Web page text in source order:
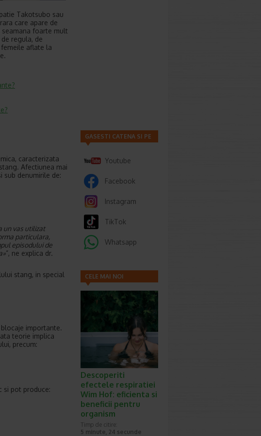
Takotsubo sau
care apare de
foarte mult
regula, de
aflate la
caracterizata
Afectiunea mai
sub denumirile de:
un vas utilizat
particulara,
episodului de
”, ne explica dr.
stang, in special
importante.
teorie implica
precum:
si pot produce:
GASESTI CATENA SI PE
Youtube
Facebook
Instagram
TikTok
Whatsapp
CELE MAI NOI
Descoperiti
efectele respiratiei
Wim Hof: eficienta si
beneficii pentru
organism
Timp de citire:
5 minute, 24 secunde